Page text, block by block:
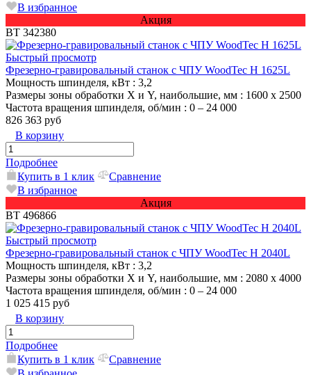
В избранное
Акция
ВТ 342380
Быстрый просмотр
Фрезерно-гравировальный станок с ЧПУ WoodTec H 1625L
Мощность шпинделя, кВт : 3,2
Размеры зоны обработки X и Y, наибольшие, мм : 1600 х 2500
Частота вращения шпинделя, об/мин : 0 – 24 000
826 363 руб
В корзину
Подробнее
Купить в 1 клик
Сравнение
В избранное
Акция
ВТ 496866
Быстрый просмотр
Фрезерно-гравировальный станок с ЧПУ WoodTec H 2040L
Мощность шпинделя, кВт : 3,2
Размеры зоны обработки X и Y, наибольшие, мм : 2080 х 4000
Частота вращения шпинделя, об/мин : 0 – 24 000
1 025 415 руб
В корзину
Подробнее
Купить в 1 клик
Сравнение